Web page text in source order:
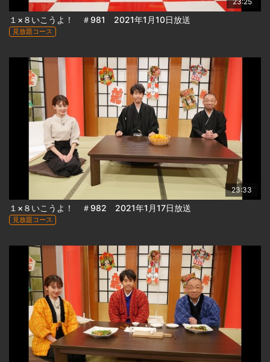
１×８いこうよ！ ＃981 2021年1月10日放送
見放題コース
23:33
１×８いこうよ！ ＃982 2021年1月17日放送
見放題コース